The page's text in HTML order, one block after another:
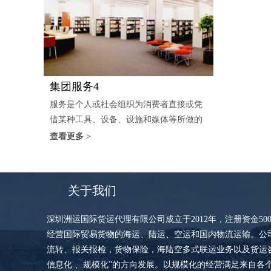
集团服务4
服务是个人或社会组织为消费者直接或凭
借某种工具、设备、设施和媒体等所做的
工作或进行的一种经...
查看更多 >
关于我们
深圳洲运国际货运代理有限公司成立于2012年，注册资金
经营国际贸易货物的海运、陆运、空运和国内物流运输。
流转、报关报检，货物保险，海陆空多式联运业务以及货
信息化 、规模化”的方向发展。以规模化的经营满足来自